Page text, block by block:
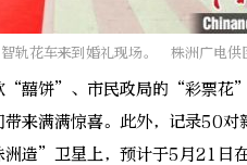
轨花车来到婚礼现场。 株洲广电供
饼”、市民政局的“彩票花”
来满满惊喜。此外，记录50对
造”卫星上，预计于5月21日